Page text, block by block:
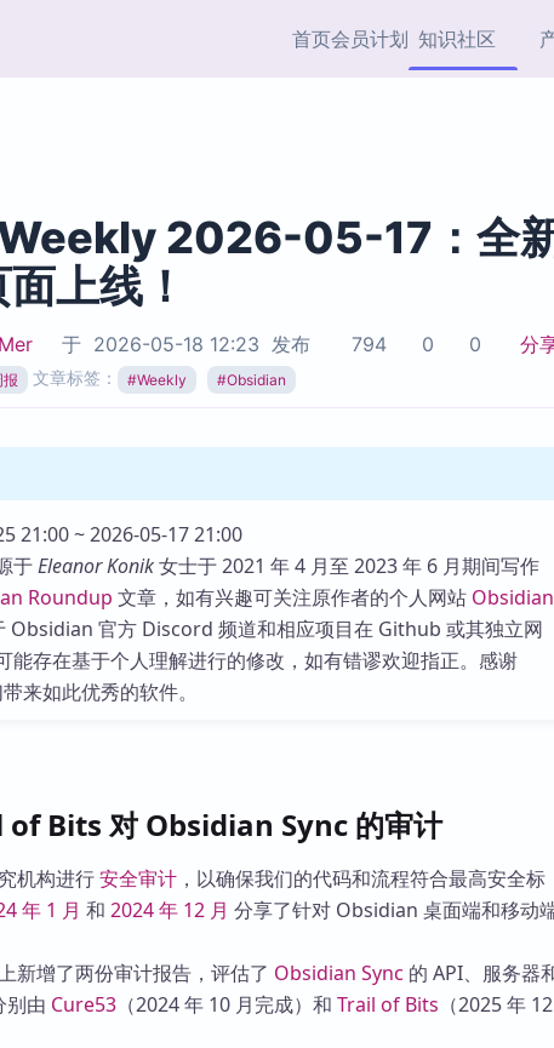
首页会员计划 知识社区
协作者
知识管理
载
Zotero 插件
Obsidian
ZK 卡实例
2026-05-17：全
上线！
于 2026-05-18 12:23 发布 794 0 0 分
文章标签： #Weekly #Obsidian
21:00 ~ 2026-05-17 21:00
于Eleanor Konik女士于 2021 年 4 月至 2023 年 6 月期间写作
Roundup 文章，如有兴趣可关注原作者的个人网站 Obsidian
Obsidian 官方 Discord 频道和相应项目在 Github 或其独立网
能存在基于个人理解进行的修改，如有错谬欢迎指正。感谢
来如此优秀的软件。
Bits 对 Obsidian Sync 的审计
机构进行安全审计 ，以确保我们的代码和流程符合最高安全标
年 1 月 和 2024 年 12 月 分享了针对 Obsidian 桌面端和移动
新增了两份审计报告，评估了 Obsidian Sync 的 API、服务器
别由 Cure53 （2024 年 10 月完成）和 Trail of Bits （2025 年 12